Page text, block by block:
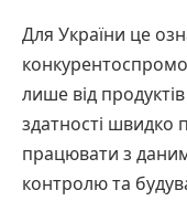
Для України це
лише від
здатності швидко
працювати з
контролю та